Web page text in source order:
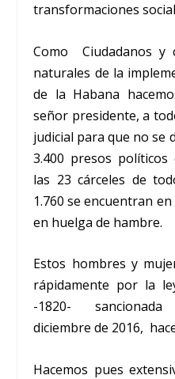
transformaciones
Como Ciudadanos y
naturales de la
de la Habana
señor presidente, a
judicial para que no se
3.400 presos
las 23 cárceles de
1.760 se encuentran
en huelga de hambre.
Estos hombres y
rápidamente por la
-1820-
diciembre de 2016,
Hacemos pues